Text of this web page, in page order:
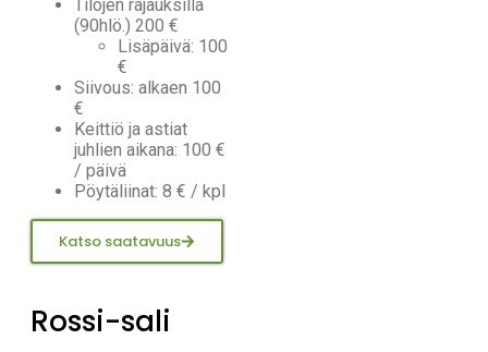
Tilojen rajauksilla
(90hlö.) 200 €
Lisäpäivä: 100
€
Siivous: alkaen 100
€
Keittiö ja astiat
juhlien aikana: 100 €
/ päivä
Pöytäliinat: 8 € / kpl
Katso saatavuus
Rossi-sali